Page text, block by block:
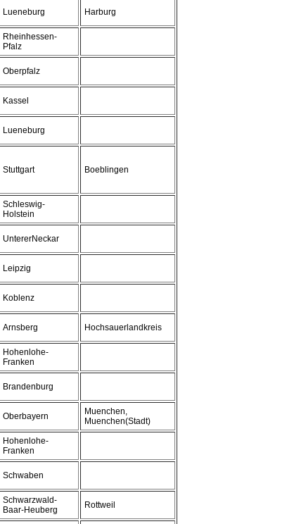
Lueneburg Harburg
Rheinhessen-
Pfalz
Oberpfalz
Kassel
Lueneburg
Stuttgart Boeblingen
Schleswig-
Holstein
UntererNeckar
Leipzig
Koblenz
Arnsberg Hochsauerlandkreis
Hohenlohe-
Franken
Brandenburg
Oberbayern
Muenchen,
Muenchen(Stadt)
Hohenlohe-
Franken
Schwaben
Schwarzwald-
Baar-Heuberg
Rottweil